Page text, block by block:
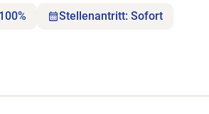
Stellenantritt: Sofort